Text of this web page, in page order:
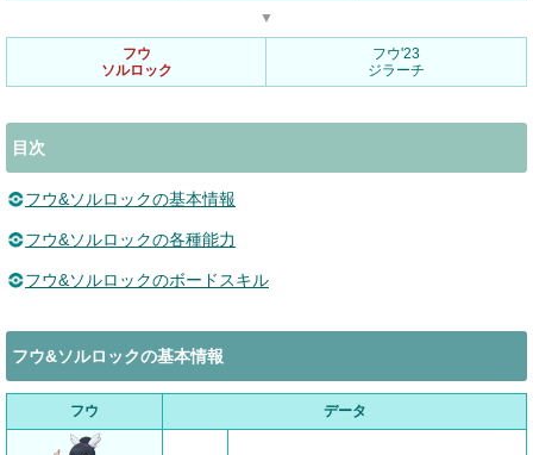
▼
フウ
ソルロック
フウ'23
ジラーチ
目次
フウ&ソルロックの基本情報
フウ&ソルロックの各種能力
フウ&ソルロックのボードスキル
フウ&ソルロックの基本情報
フウ データ